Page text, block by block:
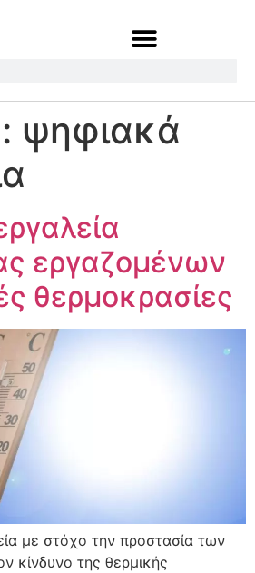
ψηφιακά
εργαζομένων
θερμοκρασίες
με στόχο την προστασία των
κίνδυνο της θερμικής